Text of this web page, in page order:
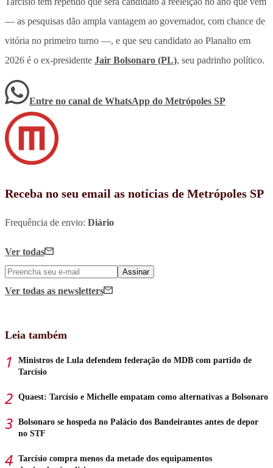
— as pesquisas dão ampla vantagem ao governador, com chance de
vitória no primeiro turno —, e que seu candidato ao Planalto em
2026 é o ex-presidente Jair Bolsonaro (PL), seu padrinho político.
Entre no canal de WhatsApp do Metrópoles SP
Receba no seu email as notícias de Metrópoles SP
Frequência de envio: Diário
Ver todas
Assinar
Ver todas as newsletters
Leia também
Ministros de Lula defendem federação do MDB com partido de
Tarcísio
Quaest: Tarcísio e Michelle empatam como alternativas a Bolsonaro
Bolsonaro se hospeda no Palácio dos Bandeirantes antes de depor
no STF
Tarcísio compra menos da metade dos equipamentos